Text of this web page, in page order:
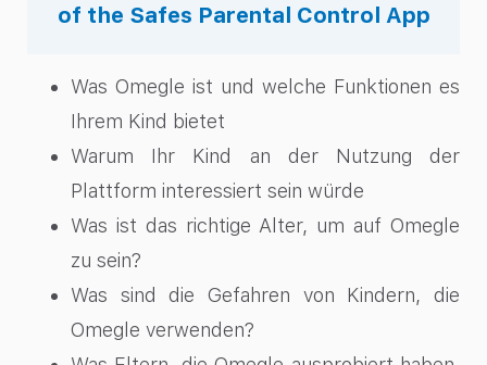
of the Safes Parental Control App
Was Omegle ist und welche Funktionen es
Ihrem Kind bietet
Warum Ihr Kind an der Nutzung der
Plattform interessiert sein würde
Was ist das richtige Alter, um auf Omegle
zu sein?
Was sind die Gefahren von Kindern, die
Omegle verwenden?